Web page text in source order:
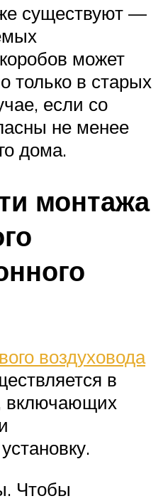
существуют —
может
только в старых
если со
не менее
дома.
монтажа
воздуховода
в
включающих
Чтобы